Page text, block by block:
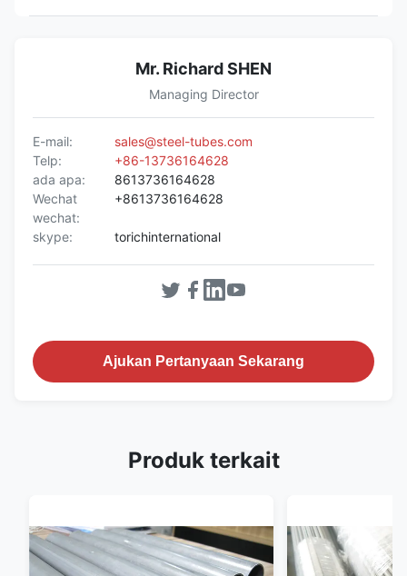
Mr. Richard SHEN
Managing Director
E-mail:
sales@steel-tubes.com
Telp:
+86-13736164628
ada apa:
8613736164628
Wechat
wechat:
+8613736164628
skype: torichinternational
Ajukan Pertanyaan Sekarang
Produk terkait